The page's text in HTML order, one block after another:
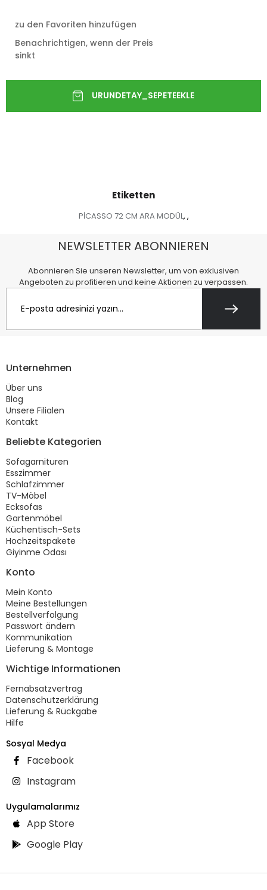
zu den Favoriten hinzufügen
Benachrichtigen, wenn der Preis
sinkt
Etiketten
PİCASSO 72 CM ARA MODÜL, ,
NEWSLETTER ABONNIEREN
Abonnieren Sie unseren Newsletter, um von exklusiven
Angeboten zu profitieren und keine Aktionen zu verpassen.
Unternehmen
Über uns
Blog
Unsere Filialen
Kontakt
Beliebte Kategorien
Sofagarnituren
Esszimmer
Schlafzimmer
TV-Möbel
Ecksofas
Gartenmöbel
Küchentisch-Sets
Hochzeitspakete
Giyinme Odası
Konto
Mein Konto
Meine Bestellungen
Bestellverfolgung
Passwort ändern
Kommunikation
Lieferung & Montage
Wichtige Informationen
Fernabsatzvertrag
Datenschutzerklärung
Lieferung & Rückgabe
Hilfe
Sosyal Medya
Facebook
Instagram
Uygulamalarımız
App Store
Google Play